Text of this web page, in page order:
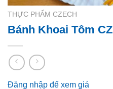
THỰC PHẨM CZECH
Bánh Khoai Tôm CZ
Đăng nhập để xem giá